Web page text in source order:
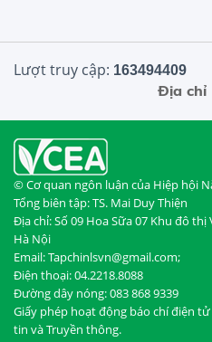
Lượt truy cập: 163494409
Địa chỉ
© Cơ quan ngôn luận của Hiệp hội
Tổng biên tập: TS. Mai Duy Thiện
Địa chỉ: Số 09 Hoa Sữa 07 Khu đô
Hà Nội
Email: Tapchinlsvn@gmail.com;
Điện thoại: 04.2218.8088
Đường dây nóng: 083 868 9339
Giấy phép hoạt động báo chí điện tử
tin và Truyền thông.